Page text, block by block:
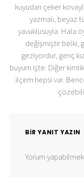
kuyudan çeker
yazmalı, beyaz
yavuklusuyla. Hala
değişmiştir belki,
geziyordur, genç
buyum işte. Diğer
ilçem hepsi var.
BIR YANIT YAZIN
Yorum